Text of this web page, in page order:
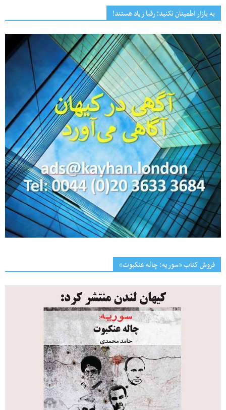
به بازار اطمینان نکنید؛ رقبا زیاد هستند!
فروش کتاب «سوریه: چاله عنکبوت»